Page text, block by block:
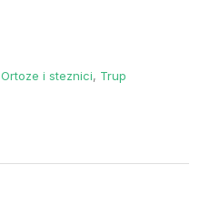
Ortoze i steznici, Trup